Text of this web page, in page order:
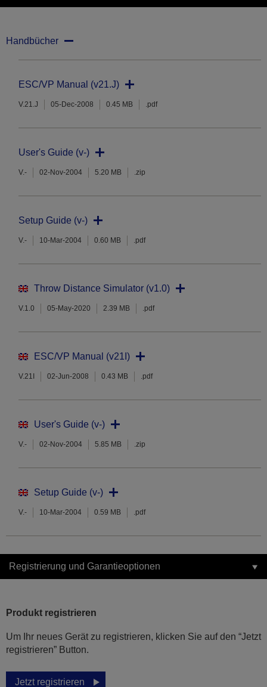
Handbücher
ESC/VP Manual (v21.J)
V.21.J 05-Dec-2008 0.45 MB .pdf
User's Guide (v-)
V.- 02-Nov-2004 5.20 MB .zip
Setup Guide (v-)
V.- 10-Mar-2004 0.60 MB .pdf
Throw Distance Simulator (v1.0)
V.1.0 05-May-2020 2.39 MB .pdf
ESC/VP Manual (v21I)
V.21I 02-Jun-2008 0.43 MB .pdf
User's Guide (v-)
V.- 02-Nov-2004 5.85 MB .zip
Setup Guide (v-)
V.- 10-Mar-2004 0.59 MB .pdf
Registrierung und Garantieoptionen
Produkt registrieren
Um Ihr neues Gerät zu registrieren, klicken Sie auf den “Jetzt
registrieren” Button.
Jetzt registrieren